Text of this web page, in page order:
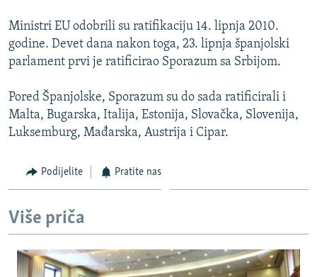
POPLAVE I KLIZIŠTA U BIH 2024.
TV LIBERTY
MOJA EVROPA
TRI DECENIJE OD RATA U BIH
Sve RFE/RL stranice
Ministri EU odobrili su ratifikaciju 14. lipnja 2010.
godine. Devet dana nakon toga, 23. lipnja španjolski
parlament prvi je ratificirao Sporazum sa Srbijom.
Pored Španjolske, Sporazum su do sada ratificirali i
Malta, Bugarska, Italija, Estonija, Slovačka, Slovenija,
Luksemburg, Mađarska, Austrija i Cipar.
Podijelite Pratite nas
Više priča